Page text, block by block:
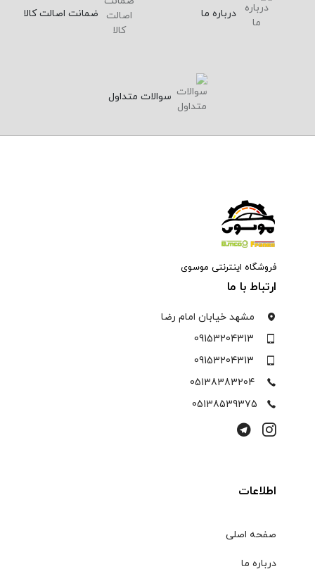
درباره ما ضمانت اصالت کالا
سوالات متداول
فروشگاه اینترنتی موسوی
ارتباط با ما
مشهد خیابان امام رضا
09153204313
09153204313
05138383204
05138539375
اطلاعات
صفحه اصلی
درباره ما